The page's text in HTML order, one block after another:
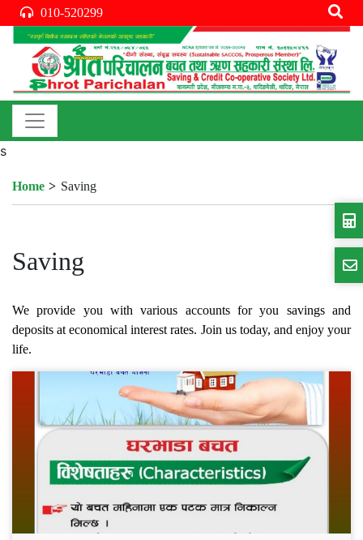
010-520299
s
Home Saving
Saving
We provide you with various accounts for you savings and
deposits at economical interest rates. Join us today, and enjoy your
life.